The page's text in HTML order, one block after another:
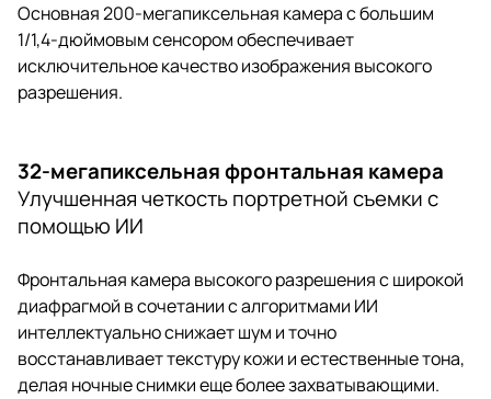
Основная 200-мегапиксельная камера с большим
1/1,4-дюймовым сенсором обеспечивает
исключительное качество изображения высокого
разрешения.
32-мегапиксельная фронтальная камера
Улучшенная четкость портретной съемки с
помощью ИИ
Фронтальная камера высокого разрешения с широкой
диафрагмой в сочетании с алгоритмами ИИ
интеллектуально снижает шум и точно
восстанавливает текстуру кожи и естественные тона,
делая ночные снимки еще более захватывающими.